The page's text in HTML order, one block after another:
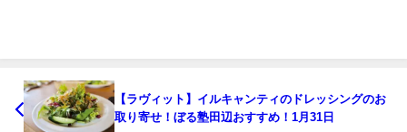
【ラヴィット】イルキャンティのドレッシングのお
取り寄せ！ぼる塾田辺おすすめ！1月31日